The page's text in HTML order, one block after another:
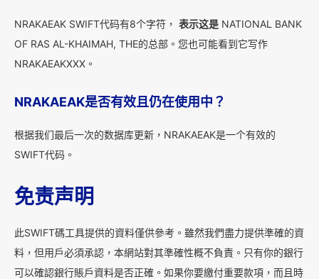
NRAKAEAK SWIFT代码有8个字符， 表示这是 NATIONAL BANK
OF RAS AL-KHAIMAH, THE的总部。您也可能看到它写作
NRAKAEAKXXX。
NRAKAEAK是否有效且仍在使用中？
根据我们最后一次的数据库更新，NRAKAEAK是一个有效的
SWIFT代码。
免责声明
此SWIFT碼工具提供的資料僅供參考。雖然我們盡力提供準確的資
料，但用戶必須承認，本網站對其準確性概不負責。只有你的銀行
可以確認銀行賬戶資料是否正確。如果你要繳付重要款項，而且時